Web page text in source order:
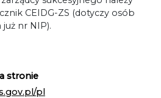
CEIDG-ZS (dotyczy osób
już nr NIP).
stronie
pl